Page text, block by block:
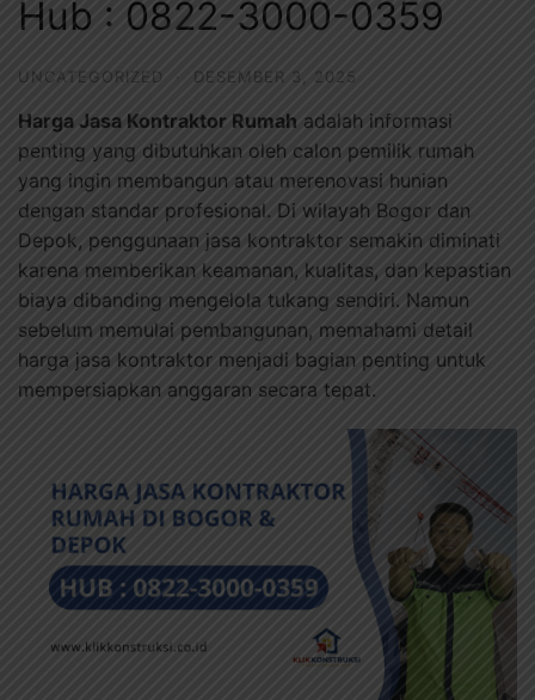
Hub : 0822-3000-0359
UNCATEGORIZED DESEMBER 3, 2025
Harga Jasa Kontraktor Rumah adalah informasi
penting yang dibutuhkan oleh calon pemilik rumah
yang ingin membangun atau merenovasi hunian
dengan standar profesional. Di wilayah Bogor dan
Depok, penggunaan jasa kontraktor semakin diminati
karena memberikan keamanan, kualitas, dan kepastian
biaya dibanding mengelola tukang sendiri. Namun
sebelum memulai pembangunan, memahami detail
harga jasa kontraktor menjadi bagian penting untuk
mempersiapkan anggaran secara tepat.